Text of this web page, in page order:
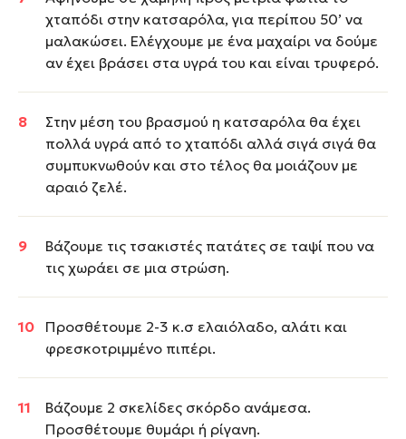
χταπόδι στην κατσαρόλα, για περίπου 50’ να
μαλακώσει. Ελέγχουμε με ένα μαχαίρι να δούμε
αν έχει βράσει στα υγρά του και είναι τρυφερό.
Στην μέση του βρασμού η κατσαρόλα θα έχει
πολλά υγρά από το χταπόδι αλλά σιγά σιγά θα
συμπυκνωθούν και στο τέλος θα μοιάζουν με
αραιό ζελέ.
Βάζουμε τις τσακιστές πατάτες σε ταψί που να
τις χωράει σε μια στρώση.
Προσθέτουμε 2-3 κ.σ ελαιόλαδο, αλάτι και
φρεσκοτριμμένο πιπέρι.
Βάζουμε 2 σκελίδες σκόρδο ανάμεσα.
Προσθέτουμε θυμάρι ή ρίγανη.